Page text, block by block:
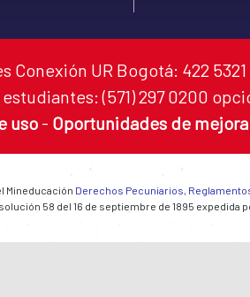
Conexión UR Bogotá: 422 5321
(571) 297 0200
uso - Oportunidades de mejora
Mineducación Derechos Pecuniarios,
58 del 16 de septiembre de 1895 expedida